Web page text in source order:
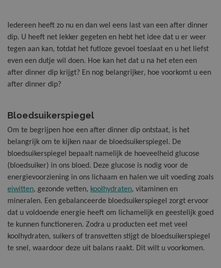
Vitamine C
Vitamine C
Multi Vitaal
Botten en gewrichten
Q10 Forte
Sport &
Energie
Hart & Bloedvaten
Nachtrust & Stress
PMS & Overgang
Stoelgang & Spijsvertering
Nieuw
Iedereen heeft zo nu en dan wel eens last van een after dinner
dip. U heeft net lekker gegeten en hebt het idee dat u er weer
tegen aan kan, totdat het futloze gevoel toeslaat en u het liefst
even een dutje wil doen. Hoe kan het dat u na het eten een
after dinner dip krijgt? En nog belangrijker, hoe voorkomt u een
after dinner dip?
Bloedsuikerspiegel
Om te begrijpen hoe een after dinner dip ontstaat, is het
belangrijk om te kijken naar de bloedsuikerspiegel. De
bloedsuikerspiegel bepaalt namelijk de hoeveelheid glucose
(bloedsuiker) in ons bloed. Deze glucose is nodig voor de
energievoorziening in ons lichaam en halen we uit voeding zoals
eiwitten, gezonde vetten, koolhydraten, vitaminen en
mineralen. Een gebalanceerde bloedsuikerspiegel zorgt ervoor
dat u voldoende energie heeft om lichamelijk en geestelijk goed
te kunnen functioneren. Zodra u producten eet met veel
koolhydraten, suikers of transvetten stijgt de bloedsuikerspiegel
te snel, waardoor deze uit balans raakt. Dit wilt u voorkomen.